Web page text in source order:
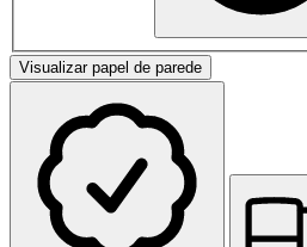
Visualizar papel de parede